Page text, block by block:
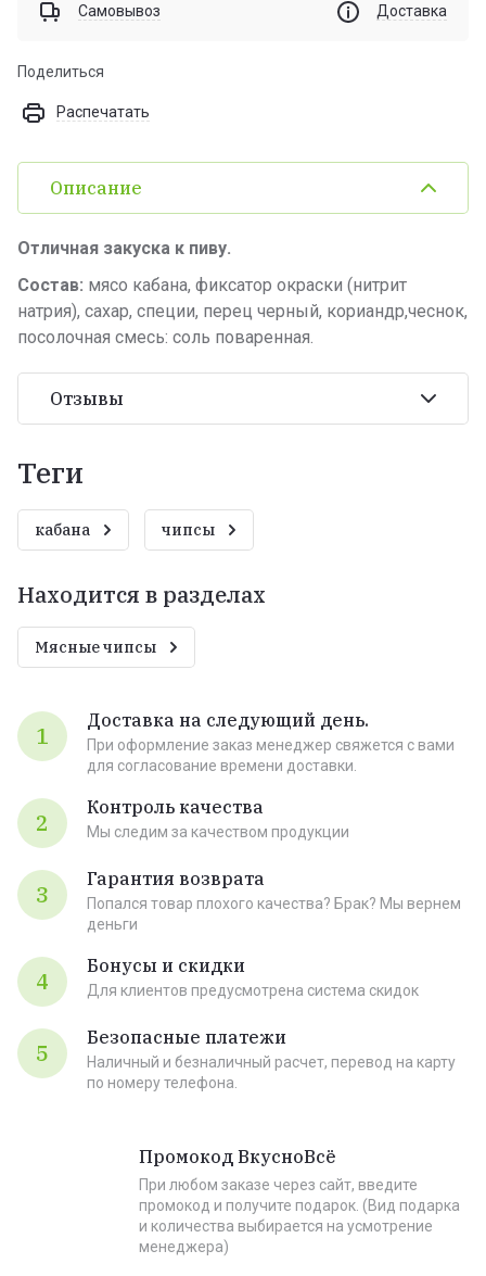
Самовывоз Доставка
Поделиться
Распечатать
Описание
Отличная закуска к пиву.
Состав: мясо кабана, фиксатор окраски (нитрит
натрия), сахар, специи, перец черный, кориандр,чеснок,
посолочная смесь: соль поваренная.
Отзывы
теги
кабана чипсы
Находится в разделах
Мясные чипсы
1
Доставка на следующий день.
При оформление заказ менеджер свяжется с вами
для согласование времени доставки.
2
Контроль качества
Мы следим за качеством продукции
3
Гарантия возврата
Попался товар плохого качества? Брак? Мы вернем
деньги
4
Бонусы и скидки
Для клиентов предусмотрена система скидок
5
Безопасные платежи
Наличный и безналичный расчет, перевод на карту
по номеру телефона.
Промокод ВкусноВсё
При любом заказе через сайт, введите
промокод и получите подарок. (Вид подарка
и количества выбирается на усмотрение
менеджера)